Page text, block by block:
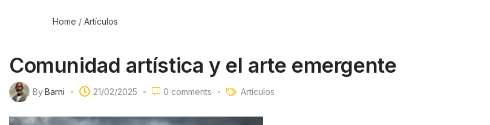
Home / Artículos
Comunidad artística y el arte emergente
ByBarni 21/02/2025 0 comments Artículos